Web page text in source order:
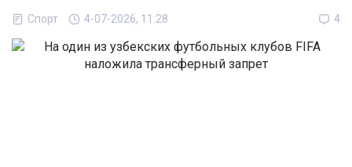
Спорт 4-07-2026, 11:28 4